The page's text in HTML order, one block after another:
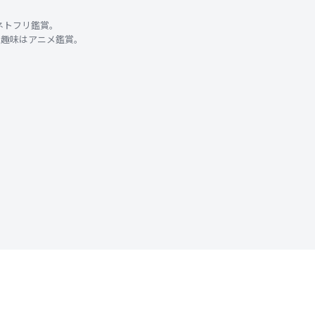
フリ鑑賞。
味はアニメ鑑賞。